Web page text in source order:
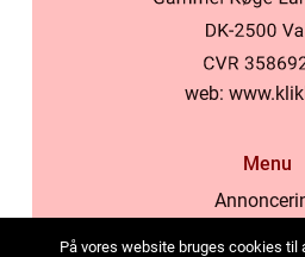
web:
Menu
På vores website bruges cookies til